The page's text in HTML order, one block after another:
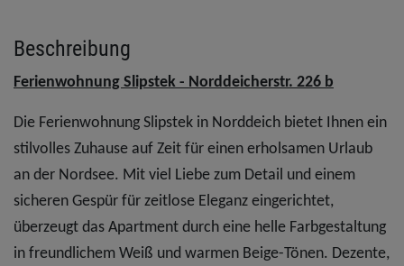
Beschreibung
Ferienwohnung Slipstek - Norddeicherstr. 226 b
Die Ferienwohnung Slipstek in Norddeich bietet Ihnen ein
stilvolles Zuhause auf Zeit für einen erholsamen Urlaub
an der Nordsee. Mit viel Liebe zum Detail und einem
sicheren Gespür für zeitlose Eleganz eingerichtet,
überzeugt das Apartment durch eine helle Farbgestaltung
in freundlichem Weiß und warmen Beige-Tönen. Dezente,